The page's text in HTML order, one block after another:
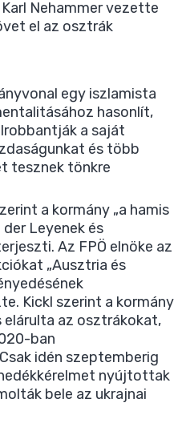
Nehammer vezette
el az osztrák
egy iszlamista
hasonlít,
a saját
és több
tesznek tönkre
a kormány „a hamis
Leyenek és
Az FPÖ elnöke az
„Ausztria és
Kickl szerint a kormány
elárulta az osztrákokat,
ban
idén szeptemberig
nyújtottak
bele az ukrajnai